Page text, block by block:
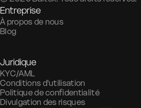
Entreprise
À propos de nous
Blog
Juridique
KYC/AML
Conditions d'utilisation
Politique de confidentialité
Divulgation des risques